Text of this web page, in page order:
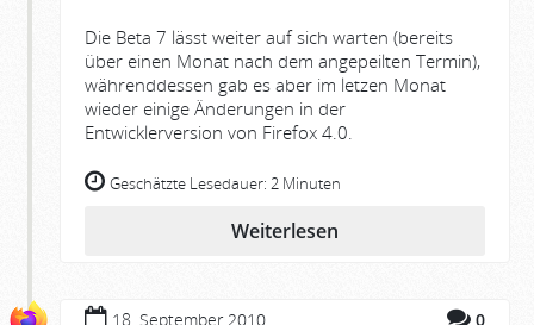
Die Beta 7 lässt weiter auf sich warten (bereits
über einen Monat nach dem angepeilten Termin),
währenddessen gab es aber im letzen Monat
wieder einige Änderungen in der
Entwicklerversion von Firefox 4.0.
Geschätzte Lesedauer: 2 Minuten
Weiterlesen
18. September 2010 0